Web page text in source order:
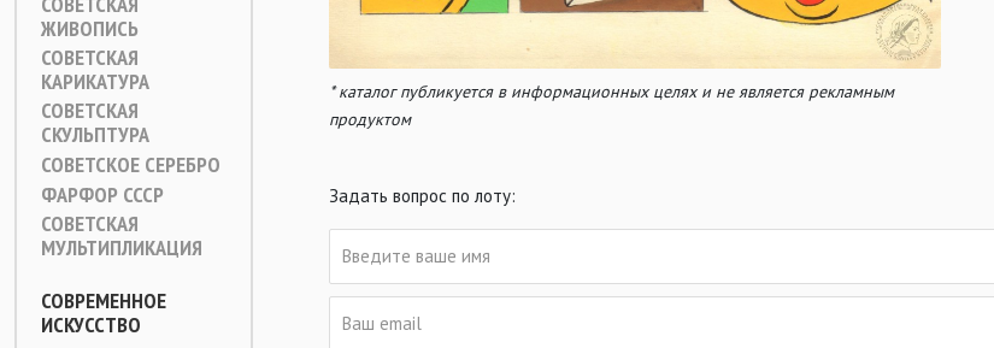
ЖИВОПИСЬ
СОВЕТСКАЯ
КАРИКАТУРА
СОВЕТСКАЯ
СКУЛЬПТУРА
СОВЕТСКОЕ СЕРЕБРО
ФАРФОР СССР
СОВЕТСКАЯ
МУЛЬТИПЛИКАЦИЯ
СОВРЕМЕННОЕ
ИСКУССТВО
* каталог публикуется в информационных целях и не является рекламным
продуктом
Задать вопрос по лоту: